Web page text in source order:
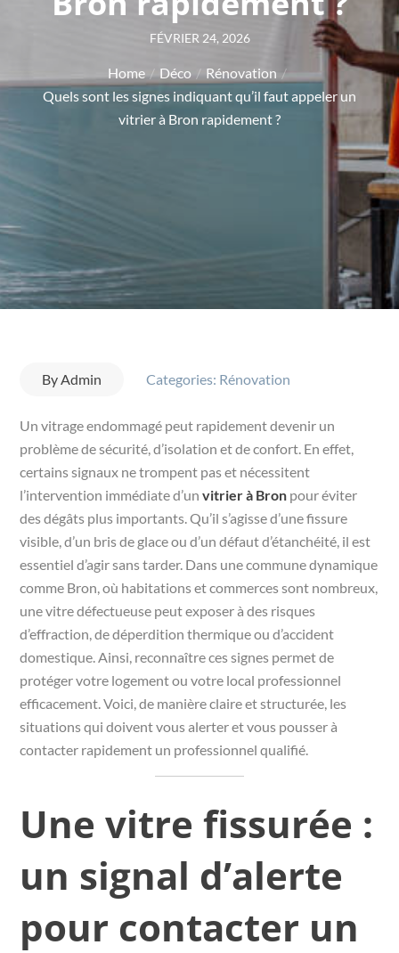
Posted
FÉVRIER 24, 2026
Home Déco
Rénovation
Quels sont les signes indiquant qu’il faut appeler un
vitrier à Bron rapidement ?
ByAdmin Categories: Rénovation
Un vitrage endommagé peut rapidement devenir un
problème de sécurité, d’isolation et de confort. En effet,
certains signaux ne trompent pas et nécessitent
l’intervention immédiate d’unvitrier à Bron pour éviter
des dégâts plus importants. Qu’il s’agisse d’une fissure
visible, d’un bris de glace ou d’un défaut d’étanchéité, il est
essentiel d’agir sans tarder. Dans une commune dynamique
comme Bron, où habitations et commerces sont nombreux,
une vitre défectueuse peut exposer à des risques
d’effraction, de déperdition thermique ou d’accident
domestique. Ainsi, reconnaître ces signes permet de
protéger votre logement ou votre local professionnel
efficacement. Voici, de manière claire et structurée, les
situations qui doivent vous alerter et vous pousser à
contacter rapidement un professionnel qualifié.
Une vitre fissurée :
un signal d’alerte
pour contacter un